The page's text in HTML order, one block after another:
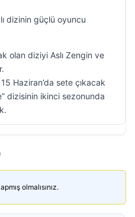
dizinin güçlü oyuncu
olan diziyi Aslı Zengin ve
Haziran’da sete çıkacak
dizisinin ikinci sezonunda
olmalısınız.